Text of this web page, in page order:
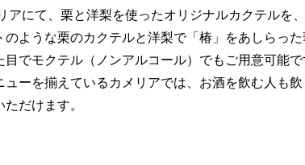
アにて、栗と洋梨を使ったオリジナルカクテルを
のような栗のカクテルと洋梨で「椿」をあしらっ
目でモクテル（ノンアルコール）でもご用意可能
ューを揃えているカメリアでは、お酒を飲む人も
だけます。